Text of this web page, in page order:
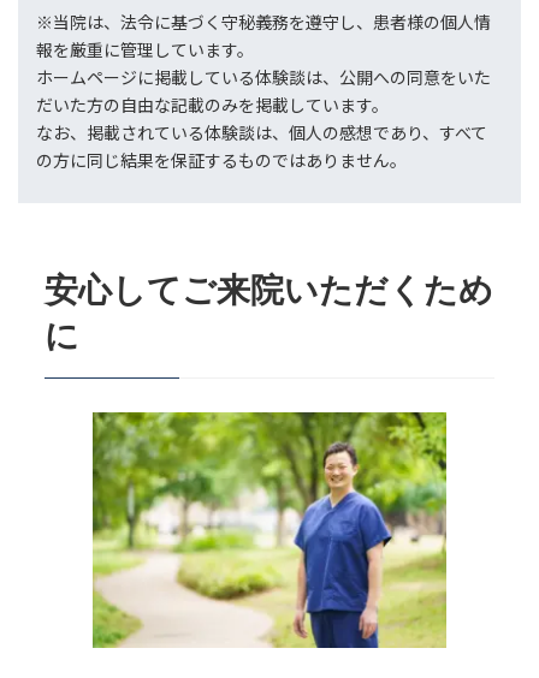
※当院は、法令に基づく守秘義務を遵守し、患者様の個人情
報を厳重に管理しています。
ホームページに掲載している体験談は、公開への同意をいた
だいた方の自由な記載のみを掲載しています。
なお、掲載されている体験談は、個人の感想であり、すべて
の方に同じ結果を保証するものではありません。
安心してご来院いただくため
に